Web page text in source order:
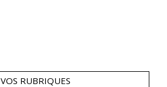
VOS RUBRIQUES